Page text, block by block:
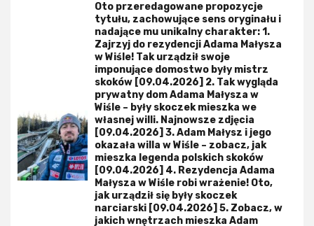
Oto przeredagowane propozycje
tytułu, zachowujące sens oryginału i
nadające mu unikalny charakter: 1.
Zajrzyj do rezydencji Adama Małysza
w Wiśle! Tak urządził swoje
imponujące domostwo były mistrz
skoków [09.04.2026] 2. Tak wygląda
prywatny dom Adama Małysza w
Wiśle – były skoczek mieszka we
własnej willi. Najnowsze zdjęcia
[09.04.2026] 3. Adam Małysz i jego
okazała willa w Wiśle – zobacz, jak
mieszka legenda polskich skoków
[09.04.2026] 4. Rezydencja Adama
Małysza w Wiśle robi wrażenie! Oto,
jak urządził się były skoczek
narciarski [09.04.2026] 5. Zobacz, w
jakich wnętrzach mieszka Adam